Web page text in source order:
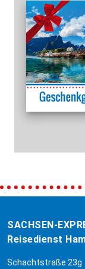
SACHSEN-
Reisedienst
Schachtstraße 23g